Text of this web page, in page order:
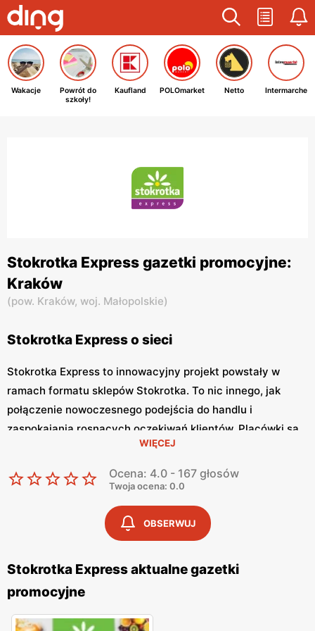
Wakacje
Powrót do
szkoły!
Kaufland POLOmarket Netto Intermarche
Stokrotka Express gazetki promocyjne:
Kraków
(pow. Kraków, woj. Małopolskie)
Stokrotka Express o sieci
Stokrotka Express to innowacyjny projekt powstały w
ramach formatu sklepów Stokrotka. To nic innego, jak
połączenie nowoczesnego podejścia do handlu i
zaspokajania rosnących oczekiwań klientów. Placówki są
bardzo zróżnicowane (dysponują powierzchnią na
poziomie od 60 do 120 metrów kwadratowych).
Stokrotka Express stawia na doświadczenie i wysokie
kwalifikacje zawodowe sprzedawców. Klienci w dowolnym
momencie otrzymają odpowiedzi na postawione
wprowadzanie nowoczesnych technologii, które
umożliwiają klientom robienie ekspresowych i bardzo
WIĘCEJ
Ocena: 4.0 - 167 głosów
Twoja ocena: 0.0
OBSERWUJ
Stokrotka Express aktualne gazetki
promocyjne